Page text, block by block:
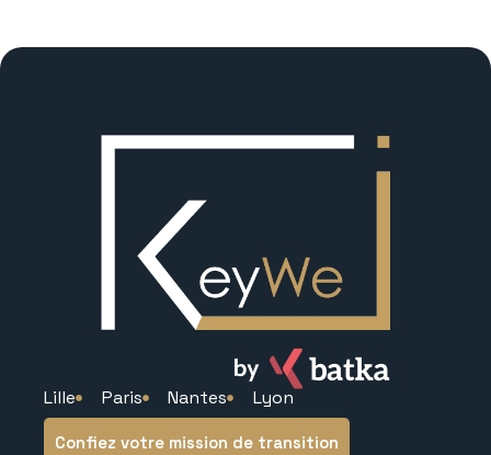
Lille Paris Nantes Lyon
Confiez votre mission de transition